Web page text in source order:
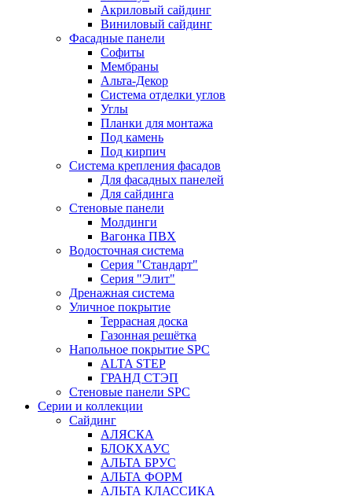
Акриловый сайдинг
Виниловый сайдинг
Фасадные панели
Софиты
Мембраны
Альта-Декор
Система отделки углов
Углы
Планки для монтажа
Под камень
Под кирпич
Система крепления фасадов
Для фасадных панелей
Для сайдинга
Стеновые панели
Молдинги
Вагонка ПВХ
Водосточная система
Серия "Стандарт"
Серия "Элит"
Дренажная система
Уличное покрытие
Террасная доска
Газонная решётка
Напольное покрытие SPC
ALTA STEP
ГРАНД СТЭП
Стеновые панели SPC
Серии и коллекции
Сайдинг
АЛЯСКА
БЛОКХАУС
АЛЬТА БРУС
АЛЬТА ФОРМ
АЛЬТА КЛАССИКА